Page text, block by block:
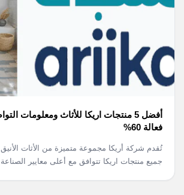
أفضل 5 منتجات اريكا للأثاث
فعالة 60%
تُقدم شركة أريكا مجموعة متميزة من الأثات
جميع منتجات اريكا تتوافق مع أعلى معايير